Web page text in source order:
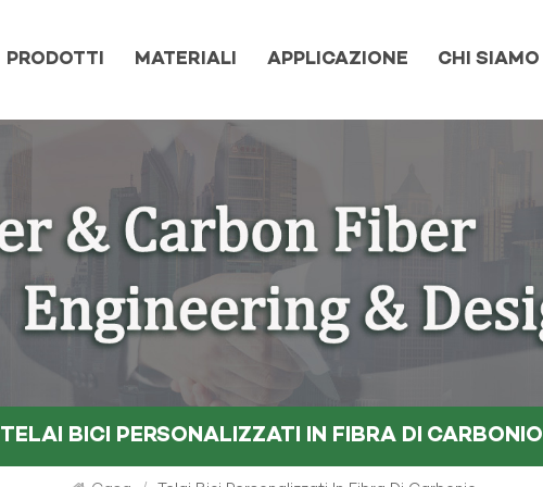
PRODOTTI MATERIALI APPLICAZIONE CHI SIAMO
TELAI BICI PERSONALIZZATI IN FIBRA DI CARBONIO